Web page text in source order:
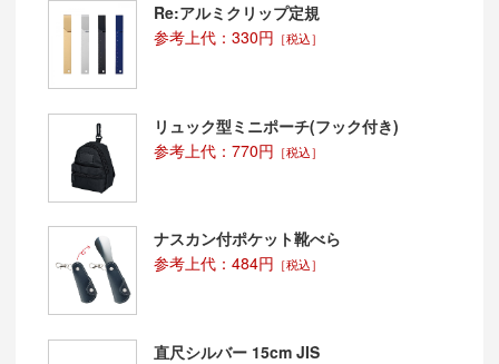
Re:アルミクリップ定規
参考上代：330円 ［税込］
リュック型ミニポーチ(フック付き)
参考上代：770円 ［税込］
ナスカン付ポケット靴べら
参考上代：484円 ［税込］
直尺シルバー 15cm JIS